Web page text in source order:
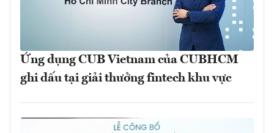
Ứng dụng CUB Vietnam của CUBHCM
ghi dấu tại giải thưởng fintech khu vực